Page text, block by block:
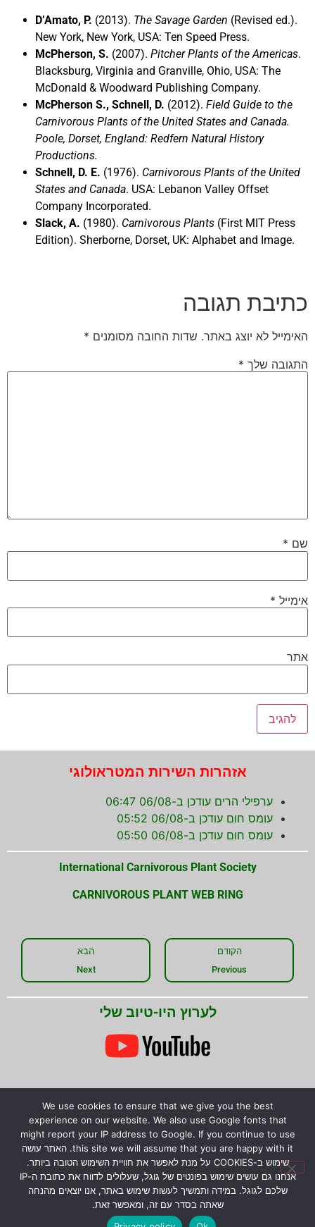
D’Amato, P. (2013). The Savage Garden (Revised ed.).
New York, New York, USA: Ten Speed Press.
McPherson, S. (2007). Pitcher Plants of the Americas.
Blacksburg, Virginia and Granville, Ohio, USA: The
McDonald & Woodward Publishing Company.
McPherson S., Schnell, D. (2012). Field Guide to the
Carnivorous Plants of the United States and Canada.
Poole, Dorset, England: Redfern Natural History
Productions.
Schnell, D. E. (1976). Carnivorous Plants of the United
States and Canada. USA: Lebanon Valley Offset
Company Incorporated.
Slack, A. (1980). Carnivorous Plants (First MIT Press
Edition). Sherborne, Dorset, UK: Alphabet and Image.
כתיבת תגובה
האימייל לא יוצג באתר. שדות החובה מסומנים *
התגובה שלך *
שם *
אימייל *
אתר
אזהרות השירות המטראולוגי
ערפילי הרים עודכן ב-06/08 06:47
עומס חום עודכן ב-06/08 05:52
עומס חום עודכן ב-06/08 05:50
International Carnivorous Plant Society
CARNIVOROUS PLANT WEB RING
הקודם
Previous
הבא
Next
לערוץ היו-טיוב שלי
We use cookies to ensure that we give you the best
experience on our website. We also use Google fonts that
might report your IP address to Google. If you continue to use
this site we will assume that you are happy with it. האתר עושה
שימוש ב-COOKIES על מנת לאפשר את חוויית השימוש הטובה ביותר.
אנחנו גם עושים שימוש בפונטים של גוגל, שעלולים לדווח את כתובת ה-IP
שלכם לגוגל. במידה ותמשיך לעשות שימוש באתר, אנו יוצאים מהנחה
שאתה בסדר עם זה, ומאפשר זאת.